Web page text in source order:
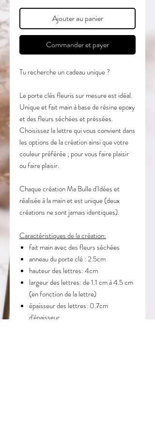
Ajouter au panier
Commander et payer
Tu recherche un cadeau unique ?
Le porte clés fleuris sur mesure est idéal.
Unique et fait main à base de résine epoxy
et des fleurs séchées et préssées.
Choisissez la lettre qui vous convient dans
les options de la création ainsi que votre
couleur préférée ; pour vous faire plaisir
ou faire plaisir.
Chaque création Ma Bulle d'Idées et
réalisée à la main et est unique (deux
créations ne sont jamais identiques).
Caractéristiques de la création:
fait main avec des fleurs séchées
anneau du porte clé : 2.5cm
hauteur des lettres: 4cm
largeur des lettres: de 1.1 cm à 4.5 cm
(en fonction de la lettre)
épaisseur des lettres: 0.7cm
d'épaisseur